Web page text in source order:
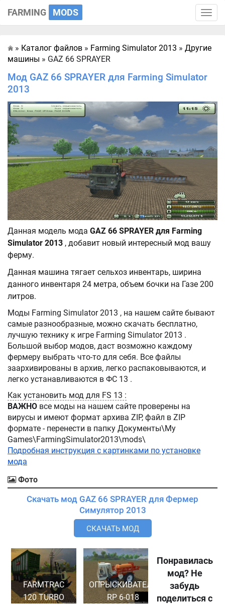
Toggle
FARMING MODS
Главная
» Каталог файлов » Farming Simulator 2013 » Другие
машины » GAZ 66 SPRAYER
Мод GAZ 66 SPRAYER для Farming Simulator
2013
Данная модель мода GAZ 66 SPRAYER для Farming
Simulator 2013 , добавит новый интересный мод вашу
ферму.
Данная машина тягает сельхоз инвентарь, ширина
данного инвентаря 24 метра, объем бочки на Газе 200
литров.
Моды Farming Simulator 2013 , на нашем сайте бывают
самые разнообразные, можно скачать бесплатно,
лучшую технику к игре Farming Simulator 2013 .
Большой выбор модов, даст возможно каждому
фермеру выбрать что-то для себя. Все файлы
заархивированы в архив, легко распаковываются, и
легко устанавливаются в ФС 13 .
Как установить мод для FS 13 :
ВАЖНО все моды на нашем сайте проверены на
вирусы и имеют формат архива ZIP, файл в ZIP
формате - перенести в папку Документы\My
Games\FarmingSimulator2013\mods\
Подробная инструкция с картинками по установке
мода
Фото
Скачать мод GAZ 66 SPRAYER для Фермер
Симулятор 2013
СКАЧАТЬ МОД
FARMTRAC
120 TURBO
ОПРЫСКИВАТЕЛЬ
RP 6-018
Понравилась
мод? Не
забудь
поделиться с